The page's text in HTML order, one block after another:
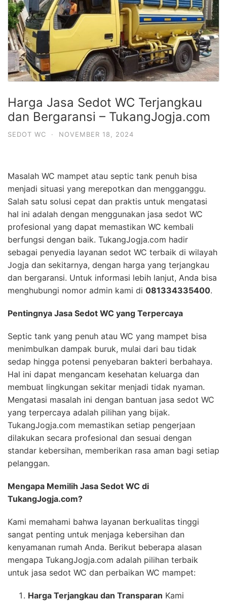
Harga Jasa Sedot WC Terjangkau
dan Bergaransi – TukangJogja.com
SEDOT WC · NOVEMBER 18, 2024
Masalah WC mampet atau septic tank penuh bisa
menjadi situasi yang merepotkan dan mengganggu.
Salah satu solusi cepat dan praktis untuk mengatasi
hal ini adalah dengan menggunakan jasa sedot WC
profesional yang dapat memastikan WC kembali
berfungsi dengan baik. TukangJogja.com hadir
sebagai penyedia layanan sedot WC terbaik di wilayah
Jogja dan sekitarnya, dengan harga yang terjangkau
dan bergaransi. Untuk informasi lebih lanjut, Anda bisa
menghubungi nomor admin kami di 081334335400.
Pentingnya Jasa Sedot WC yang Terpercaya
Septic tank yang penuh atau WC yang mampet bisa
menimbulkan dampak buruk, mulai dari bau tidak
sedap hingga potensi penyebaran bakteri berbahaya.
Hal ini dapat mengancam kesehatan keluarga dan
membuat lingkungan sekitar menjadi tidak nyaman.
Mengatasi masalah ini dengan bantuan jasa sedot WC
yang terpercaya adalah pilihan yang bijak.
TukangJogja.com memastikan setiap pengerjaan
dilakukan secara profesional dan sesuai dengan
standar kebersihan, memberikan rasa aman bagi setiap
pelanggan.
Mengapa Memilih Jasa Sedot WC di
TukangJogja.com?
Kami memahami bahwa layanan berkualitas tinggi
sangat penting untuk menjaga kebersihan dan
kenyamanan rumah Anda. Berikut beberapa alasan
mengapa TukangJogja.com adalah pilihan terbaik
untuk jasa sedot WC dan perbaikan WC mampet:
Harga Terjangkau dan Transparan Kami